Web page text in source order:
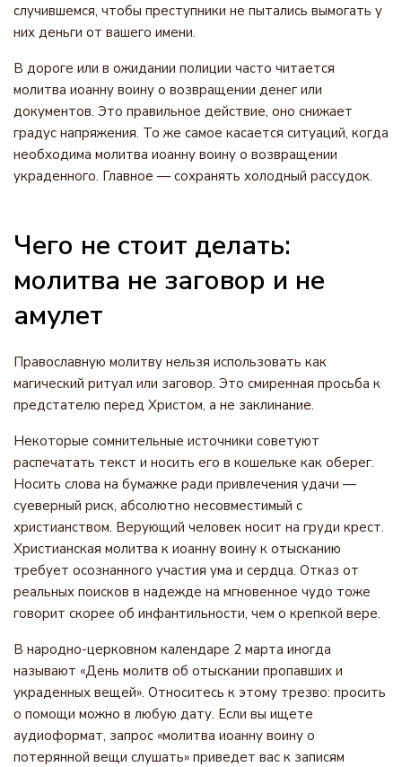
случившемся, чтобы преступники не пытались вымогать у
них деньги от вашего имени.
В дороге или в ожидании полиции часто читается
молитва иоанну воину о возвращении денег или
документов. Это правильное действие, оно снижает
градус напряжения. То же самое касается ситуаций, когда
необходима молитва иоанну воину о возвращении
украденного. Главное — сохранять холодный рассудок.
Чего не стоит делать:
молитва не заговор и не
амулет
Православную молитву нельзя использовать как
магический ритуал или заговор. Это смиренная просьба к
предстателю перед Христом, а не заклинание.
Некоторые сомнительные источники советуют
распечатать текст и носить его в кошельке как оберег.
Носить слова на бумажке ради привлечения удачи —
суеверный риск, абсолютно несовместимый с
христианством. Верующий человек носит на груди крест.
Христианская молитва к иоанну воину к отысканию
требует осознанного участия ума и сердца. Отказ от
реальных поисков в надежде на мгновенное чудо тоже
говорит скорее об инфантильности, чем о крепкой вере.
В народно-церковном календаре 2 марта иногда
называют «День молитв об отыскании пропавших и
украденных вещей». Относитесь к этому трезво: просить
о помощи можно в любую дату. Если вы ищете
аудиоформат, запрос «молитва иоанну воину о
потерянной вещи слушать» приведет вас к записям